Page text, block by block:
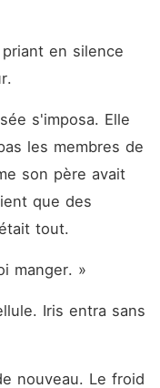
en silence
s'imposa. Elle
les membres de
son père avait
que des
tout.
manger. »
Iris entra sans
nouveau. Le froid